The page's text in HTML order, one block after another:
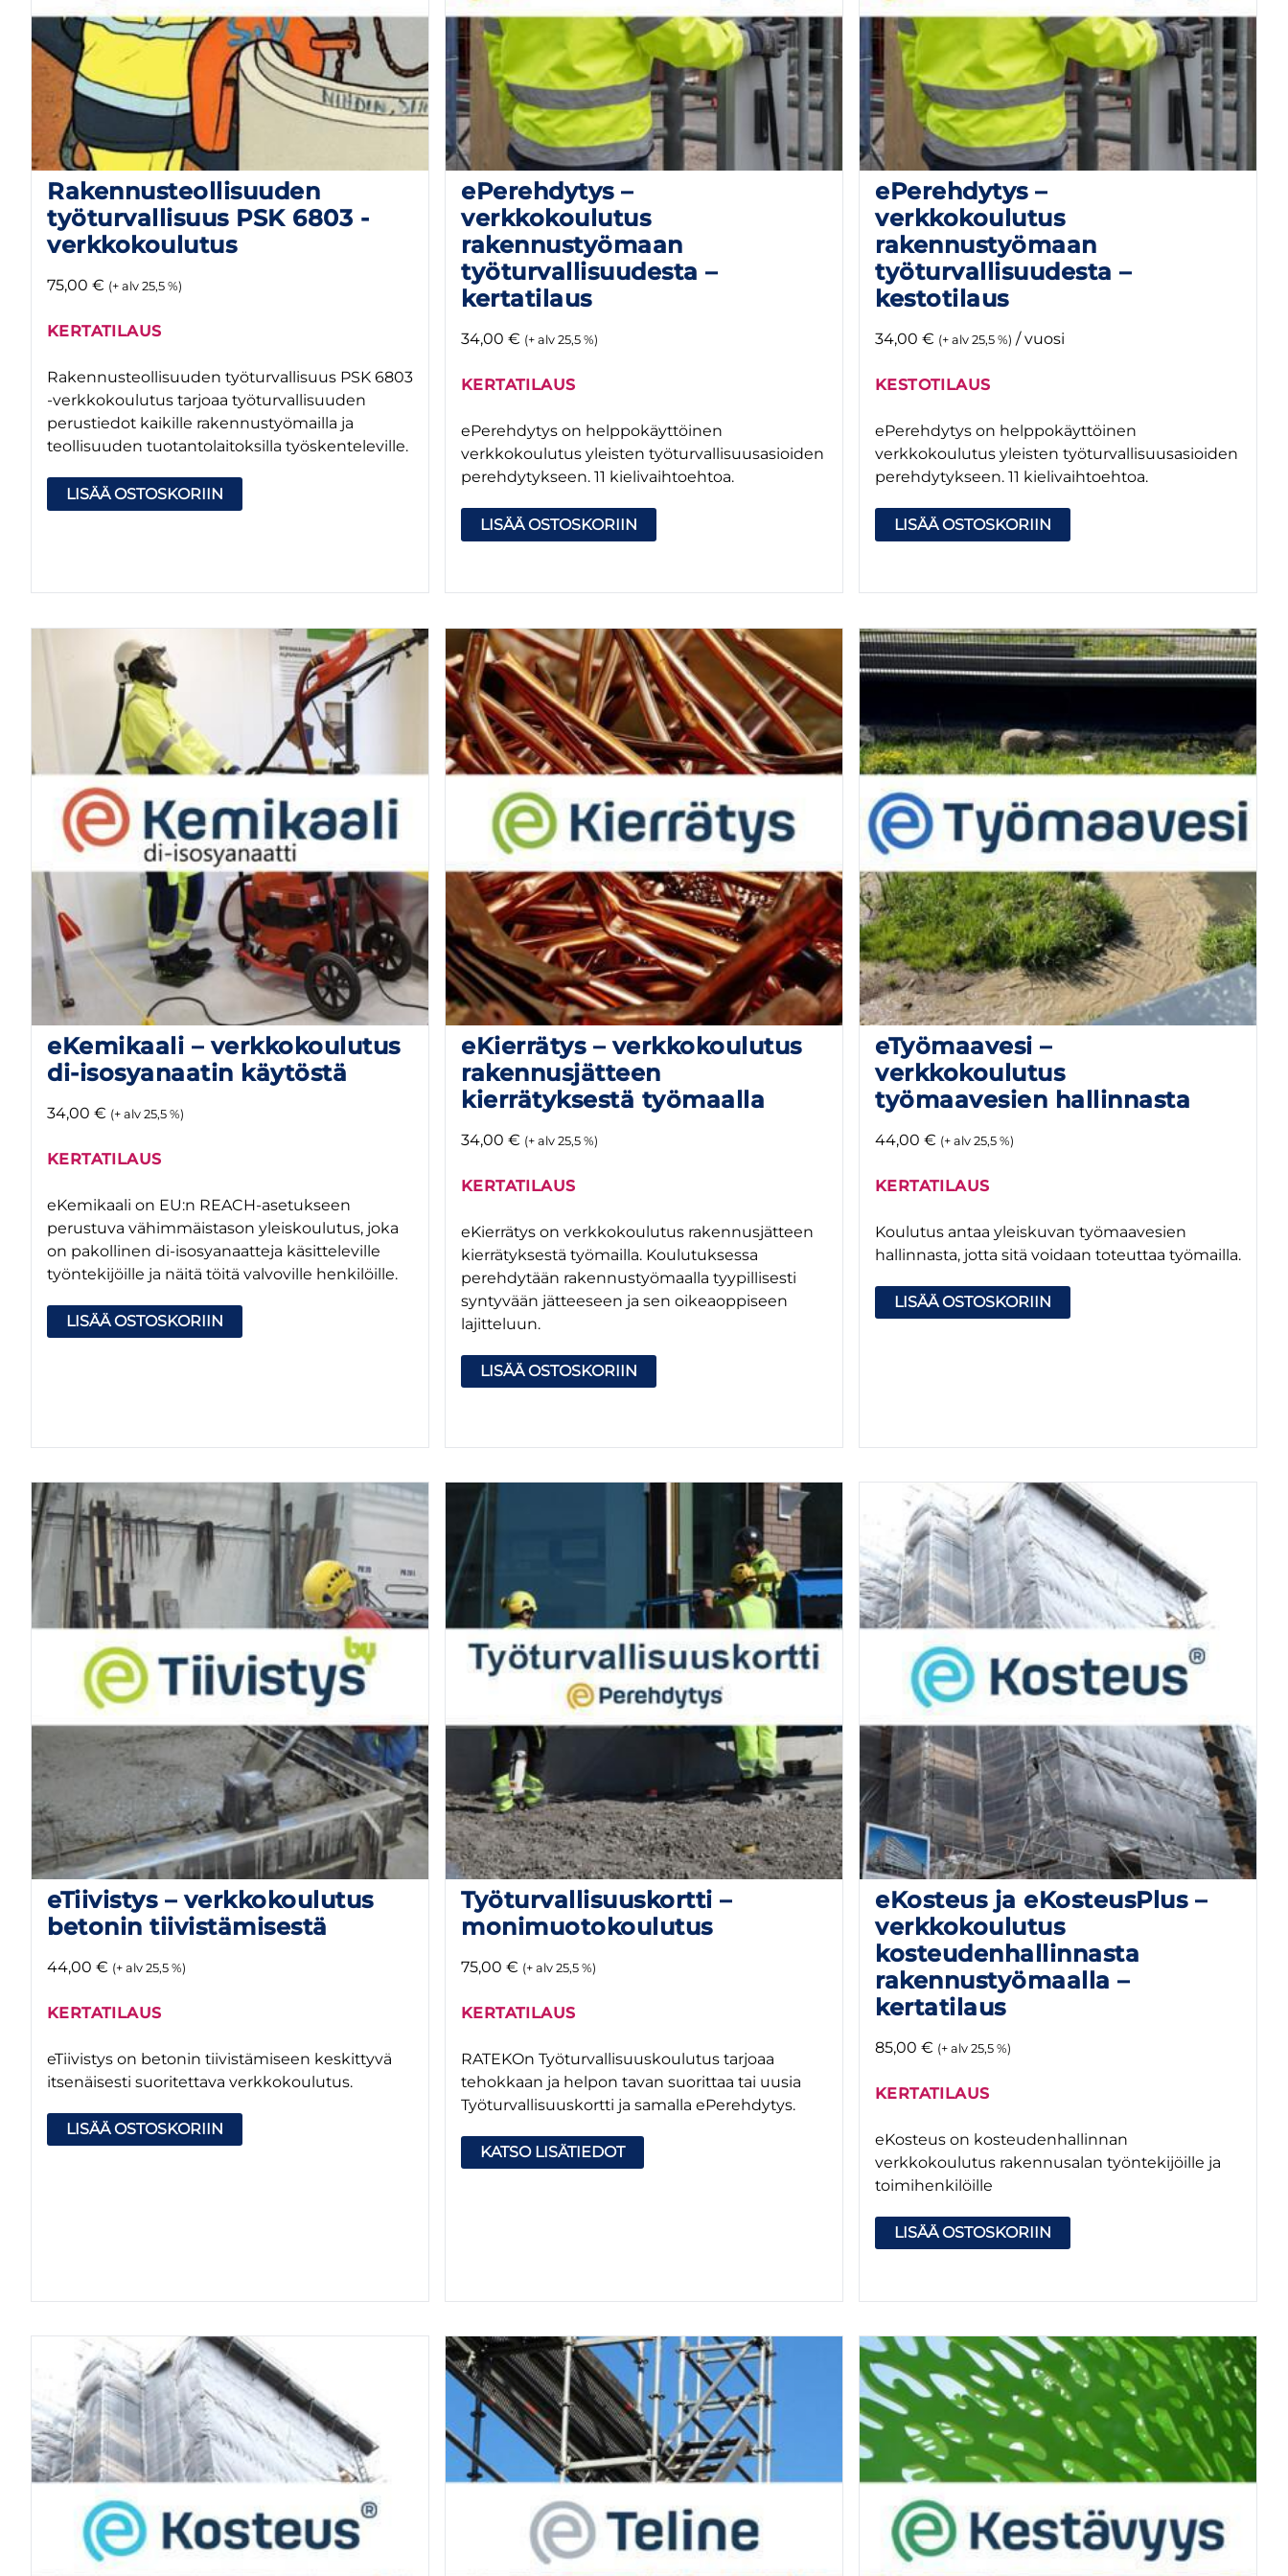
Rakennusteollisuuden
työturvallisuus PSK 6803 -
verkkokoulutus
75,00 € (+ alv 25,5 %)
KERTATILAUS
Rakennusteollisuuden työturvallisuus PSK 6803
-verkkokoulutus tarjoaa työturvallisuuden
perustiedot kaikille rakennustyömailla ja
teollisuuden tuotantolaitoksilla työskenteleville.
LISÄÄ OSTOSKORIIN
ePerehdytys –
verkkokoulutus
rakennustyömaan
työturvallisuudesta –
kertatilaus
34,00 € (+ alv 25,5 %)
KERTATILAUS
ePerehdytys on helppokäyttöinen
verkkokoulutus yleisten työturvallisuusasioiden
perehdytykseen. 11 kielivaihtoehtoa.
LISÄÄ OSTOSKORIIN
ePerehdytys –
verkkokoulutus
rakennustyömaan
työturvallisuudesta –
kestotilaus
34,00 € (+ alv 25,5 %) / vuosi
KESTOTILAUS
ePerehdytys on helppokäyttöinen
verkkokoulutus yleisten työturvallisuusasioiden
perehdytykseen. 11 kielivaihtoehtoa.
LISÄÄ OSTOSKORIIN
eKemikaali – verkkokoulutus
di-isosyanaatin käytöstä
34,00 € (+ alv 25,5 %)
KERTATILAUS
eKemikaali on EU:n REACH-asetukseen
perustuva vähimmäistason yleiskoulutus, joka
on pakollinen di-isosyanaatteja käsitteleville
työntekijöille ja näitä töitä valvoville henkilöille.
LISÄÄ OSTOSKORIIN
eKierrätys – verkkokoulutus
rakennusjätteen
kierrätyksestä työmaalla
34,00 € (+ alv 25,5 %)
KERTATILAUS
eKierrätys on verkkokoulutus rakennusjätteen
kierrätyksestä työmailla. Koulutuksessa
perehdytään rakennustyömaalla tyypillisesti
syntyvään jätteeseen ja sen oikeaoppiseen
lajitteluun.
LISÄÄ OSTOSKORIIN
eTyömaavesi –
verkkokoulutus
työmaavesien hallinnasta
44,00 € (+ alv 25,5 %)
KERTATILAUS
Koulutus antaa yleiskuvan työmaavesien
hallinnasta, jotta sitä voidaan toteuttaa työmailla.
LISÄÄ OSTOSKORIIN
eTiivistys – verkkokoulutus
betonin tiivistämisestä
44,00 € (+ alv 25,5 %)
KERTATILAUS
eTiivistys on betonin tiivistämiseen keskittyvä
itsenäisesti suoritettava verkkokoulutus.
LISÄÄ OSTOSKORIIN
Työturvallisuuskortti –
monimuotokoulutus
75,00 € (+ alv 25,5 %)
KERTATILAUS
RATEKOn Työturvallisuuskoulutus tarjoaa
tehokkaan ja helpon tavan suorittaa tai uusia
Työturvallisuuskortti ja samalla ePerehdytys.
KATSO LISÄTIEDOT
eKosteus ja eKosteusPlus –
verkkokoulutus
kosteudenhallinnasta
rakennustyömaalla –
kertatilaus
85,00 € (+ alv 25,5 %)
KERTATILAUS
eKosteus on kosteudenhallinnan
verkkokoulutus rakennusalan työntekijöille ja
toimihenkilöille
LISÄÄ OSTOSKORIIN